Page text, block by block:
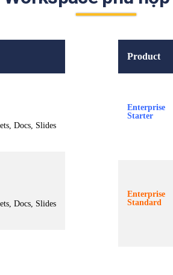
Docs, Slides
Docs, Slides
Product
Enterprise
Starter
Enterprise
Standard